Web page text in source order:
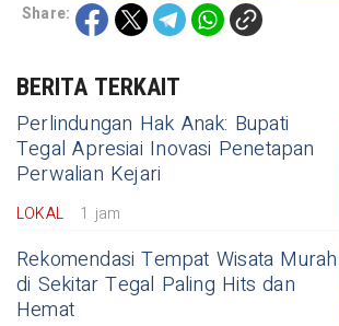
Share:
BERITA TERKAIT
Perlindungan Hak Anak: Bupati
Tegal Apresiai Inovasi Penetapan
Perwalian Kejari
LOKAL 1 jam
Rekomendasi Tempat Wisata Murah
di Sekitar Tegal Paling Hits dan
Hemat